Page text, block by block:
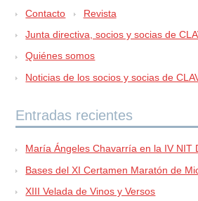
Contacto
Revista
Junta directiva, socios y socias de
Quiénes somos
Noticias de los socios y socias de
Entradas recientes
María Ángeles Chavarría en la IV NIT
Bases del XI Certamen Maratón de
XIII Velada de Vinos y Versos